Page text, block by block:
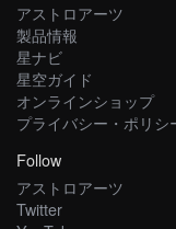
アストロアーツ
製品情報
星ナビ
星空ガイド
オンラインショップ
プライバシー・ポリシ
Follow
アストロアーツ
Twitter